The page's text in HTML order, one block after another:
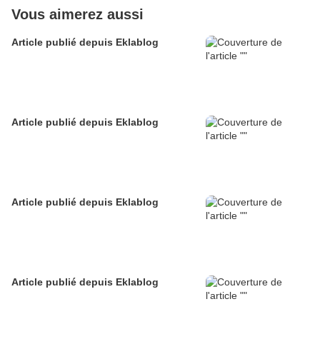
Vous aimerez aussi
Article publié depuis Eklablog
Article publié depuis Eklablog
Article publié depuis Eklablog
Article publié depuis Eklablog